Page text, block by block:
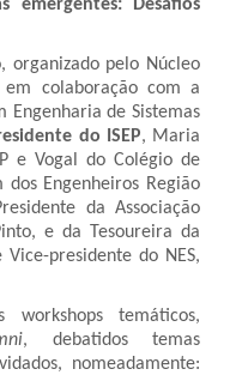
emergentes: Desafios
organizado pelo Núcleo
em colaboração com a
Engenharia de Sistemas
do ISEP, Maria
e Vogal do Colégio de
Engenheiros Região
da Associação
e da Tesoureira da
Vice-presidente do NES,
workshops temáticos,
, debatidos temas
nomeadamente: